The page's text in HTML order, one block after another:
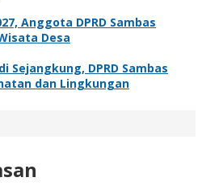
Anggota DPRD Sambas
Desa
Sejangkung, DPRD Sambas
dan Lingkungan